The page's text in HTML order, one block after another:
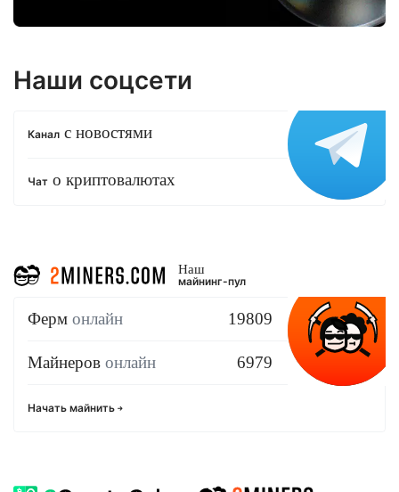
Наши соцсети
Канал с новостями
Чат о криптовалютах
Наш
майнинг-пул
Ферм онлайн 19809
Майнеров онлайн 6979
Начать майнить